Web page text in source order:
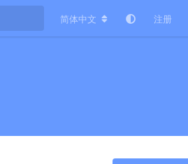
简体中文 注册